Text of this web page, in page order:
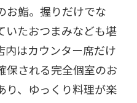
お鮨。握りだけでな
いたおつまみなども堪
内はカウンター席だけ
保される完全個室のお
り、ゆっくり料理が楽